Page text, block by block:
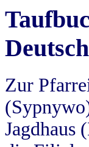
Zur
Jagdhaus